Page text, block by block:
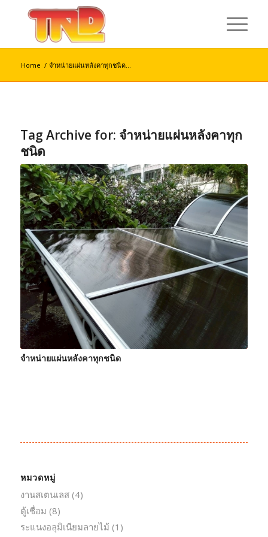
Home / จำหน่ายแผ่นหลังคาทุกชนิด...
Tag Archive for: จำหน่ายแผ่นหลังคาทุก
ชนิด
จำหน่ายแผ่นหลังคาทุกชนิด
หมวดหมู่
งานสเตนเลส(4)
ตู้เชื่อม (8)
ระแนงอลุมิเนียมลายไม้ (1)